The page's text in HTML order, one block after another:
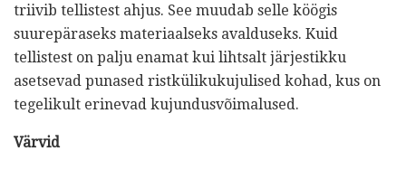
triivib tellistest ahjus. See muudab selle köögis
suurepäraseks materiaalseks avalduseks. Kuid
tellistest on palju enamat kui lihtsalt järjestikku
asetsevad punased ristkülikukujulised kohad, kus on
tegelikult erinevad kujundusvõimalused.
Värvid